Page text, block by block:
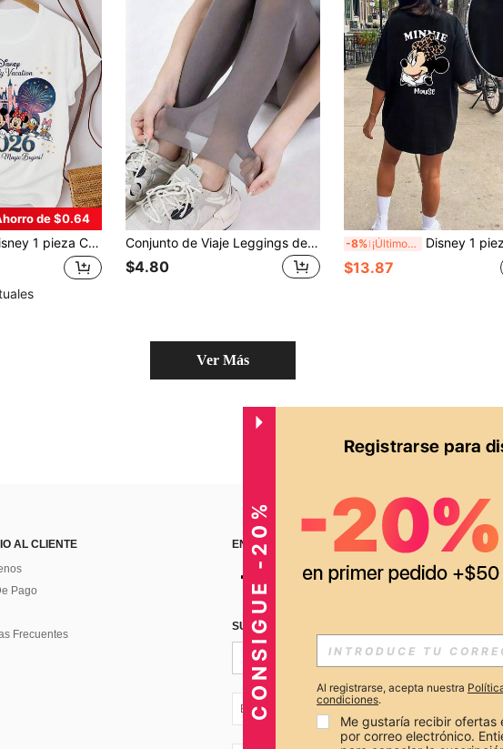
de $0.64
de manga corta para mujer, estampado gráfico de Minnie Mouse y Mickey Mouse, cuello redondo, ligeramente elástica Conjunto de Viaje Leggings de Seda de Hielo de Cintura Alta Sin Costuras Estilizantes Frescos Transpirables Pantalones Ajustados Ligeros de Verano
$4.80
-8% ¡Últimos 3 días Disney 1 pieza Camiseta larga de manga corta para mujer, estampado gráfico de Minnie Mouse en la parte delantera y
$13.87
Ver Más
AL CLIENTE
Pago
Frecuentes
ENCUÉNTRANOS EN APP
SUSCRÍBETE PARA RECIBIR OFERTAS
EC + 593
CONSIGUE -20% Al registrarse, acepta nuestra
condiciones.
Me gustaría recibir ofertas
por correo electrónico.